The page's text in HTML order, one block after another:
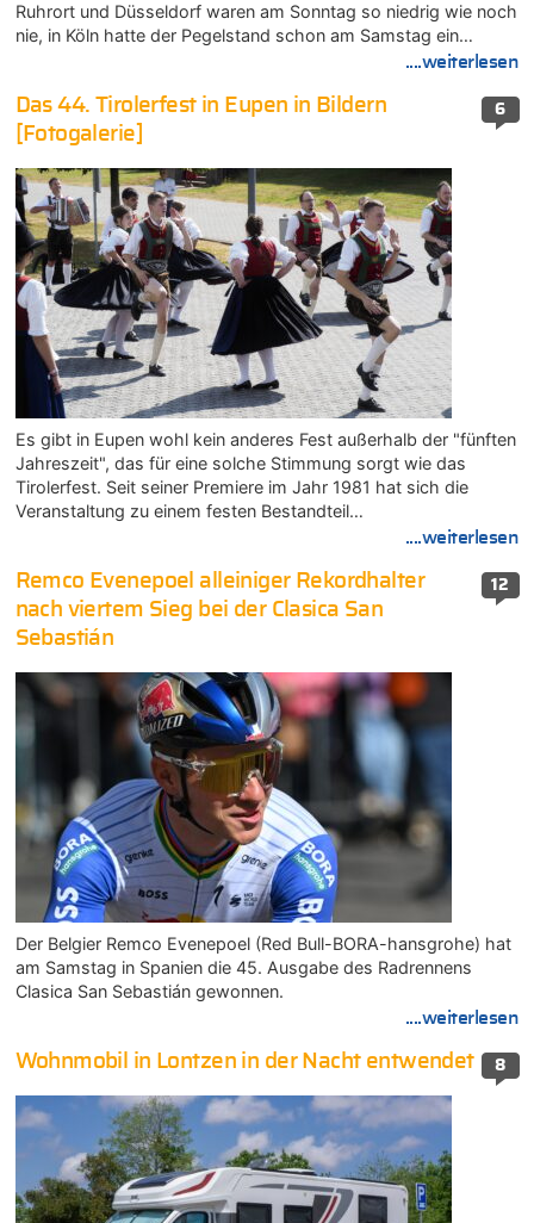
Ruhrort und Düsseldorf waren am Sonntag so niedrig wie noch
nie, in Köln hatte der Pegelstand schon am Samstag ein…
....weiterlesen
6
Das 44. Tirolerfest in Eupen in Bildern
[Fotogalerie]
Es gibt in Eupen wohl kein anderes Fest außerhalb der "fünften
Jahreszeit", das für eine solche Stimmung sorgt wie das
Tirolerfest. Seit seiner Premiere im Jahr 1981 hat sich die
Veranstaltung zu einem festen Bestandteil…
....weiterlesen
12
Remco Evenepoel alleiniger Rekordhalter
nach viertem Sieg bei der Clasica San
Sebastián
Der Belgier Remco Evenepoel (Red Bull-BORA-hansgrohe) hat
am Samstag in Spanien die 45. Ausgabe des Radrennens
Clasica San Sebastián gewonnen.
....weiterlesen
8
Wohnmobil in Lontzen in der Nacht entwendet